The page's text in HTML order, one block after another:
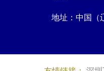
地址：中国（